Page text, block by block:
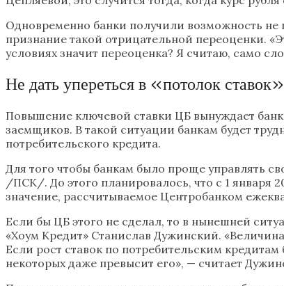
Одновременно банки получили возможность не
признание такой отрицательной переоценки.
условиях значит переоценка? Я считаю, само
Не дать упереться в «потолок ставок»
Повышение ключевой ставки ЦБ вынуждает
заемщиков. В такой ситуации банкам будет
потребительского кредита.
Для того чтобы банкам было проще управлять
/ПСК/. До этого планировалось, что с 1 января
значение, рассчитываемое Центробанком
Если бы ЦБ этого не сделал, то в нынешней
«Хоум Кредит» Станислав Дужинский.
Если рост ставок по потребительским кредитам
некоторых даже превысит его», — считает